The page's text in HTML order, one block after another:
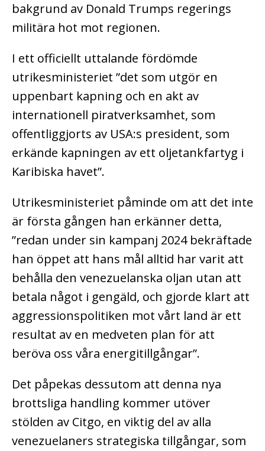
bakgrund av Donald Trumps regerings
militära hot mot regionen.
I ett officiellt uttalande fördömde
utrikesministeriet ”det som utgör en
uppenbart kapning och en akt av
internationell piratverksamhet, som
offentliggjorts av USA:s president, som
erkände kapningen av ett oljetankfartyg i
Karibiska havet”.
Utrikesministeriet påminde om att det inte
är första gången han erkänner detta,
”redan under sin kampanj 2024 bekräftade
han öppet att hans mål alltid har varit att
behålla den venezuelanska oljan utan att
betala något i gengäld, och gjorde klart att
aggressionspolitiken mot vårt land är ett
resultat av en medveten plan för att
beröva oss våra energitillgångar”.
Det påpekas dessutom att denna nya
brottsliga handling kommer utöver
stölden av Citgo, en viktig del av alla
venezuelaners strategiska tillgångar, som